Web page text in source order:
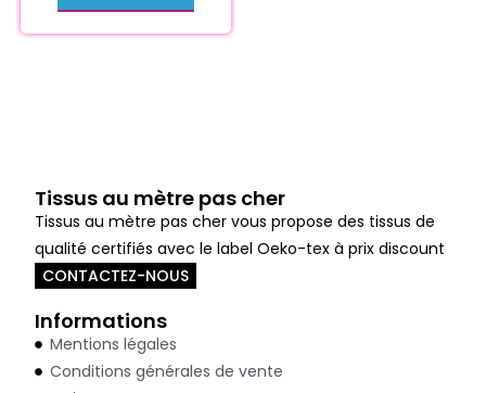
Tissus au mètre pas cher
Tissus au mètre pas cher vous propose des tissus de
qualité certifiés avec le label Oeko-tex à prix discount
CONTACTEZ-NOUS
Informations
Mentions légales
Conditions générales de vente